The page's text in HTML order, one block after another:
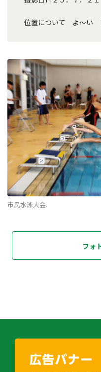
位置について よ～い
市民水泳大会.
フォ